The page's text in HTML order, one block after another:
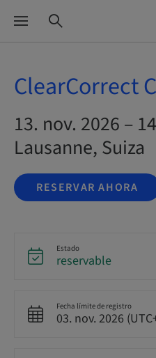
ClearCorrect
13. nov. 2026 –
Lausanne, Suiza
RESERVAR AHORA
Estado
reservable
Fecha límite de registro
03. nov. 2026